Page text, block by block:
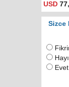
USD
Sizce
Evet